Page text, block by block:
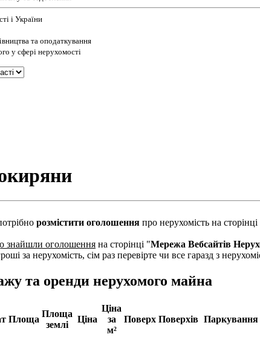
і України
та оподаткування
у сфері нерухомості
розмістити оголошення про нерухомість на
знайшли оголошення на сторінці "Мережа Вебсайтів
за нерухомість, сім раз перевірте чи все гаразд з
та оренди нерухомого майна
Площа
Площа
землі
Ціна
Ціна
за
м²
Поверх Поверхів Паркування